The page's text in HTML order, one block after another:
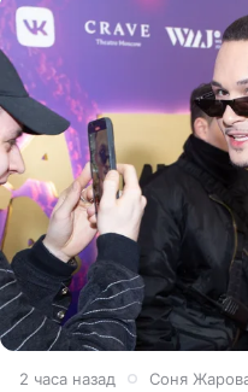
2 часа назад Соня